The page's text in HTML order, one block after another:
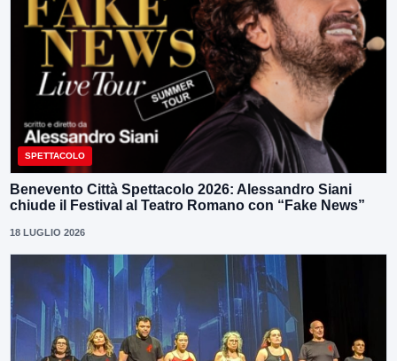
SPETTACOLO
Benevento Città Spettacolo 2026: Alessandro Siani
chiude il Festival al Teatro Romano con “Fake News”
18 LUGLIO 2026